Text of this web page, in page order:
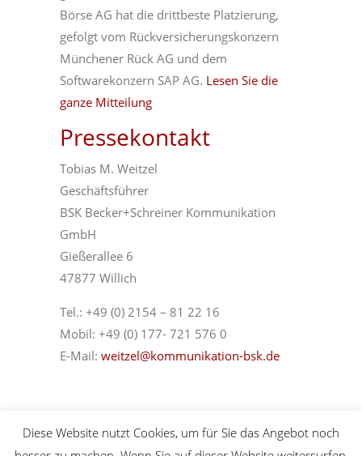
Börse AG hat die drittbeste Platzierung,
gefolgt vom Rückversicherungskonzern
Münchener Rück AG und dem
Softwarekonzern SAP AG. Lesen Sie die
ganze Mitteilung
Pressekontakt
Tobias M. Weitzel
Geschäftsführer
BSK Becker+Schreiner Kommunikation
GmbH
Gießerallee 6
47877 Willich
Tel.: +49 (0) 2154 – 81 22 16
Mobil: +49 (0) 177- 721 576 0
E-Mail: weitzel@kommunikation-bsk.de
Diese Website nutzt Cookies, um für Sie das Angebot noch